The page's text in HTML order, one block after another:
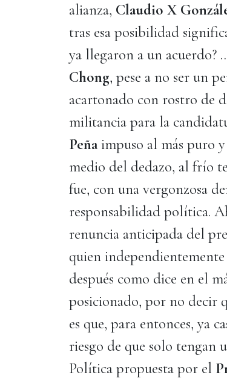
alianza, Claudio X
tras esa posibilidad
ya llegaron a un
Chong, pese a no ser un
acartonado con rostro de
militancia para la
Peñaimpuso al más puro
medio del dedazo, al frío
fue, con una vergonzosa
responsabilidad política.
renuncia anticipada del
quien
después como dice en el
posicionado, por no decir
es que, para entonces, ya
riesgo de que solo tengan
Política propuesta por el